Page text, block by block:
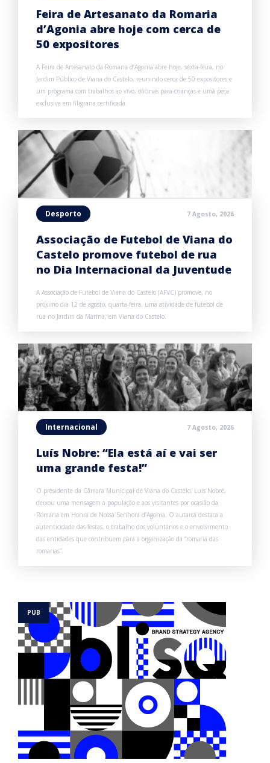
Feira de Artesanato da Romaria
d’Agonia abre hoje com cerca de
50 expositores
A Feira de Artesanato da Romaria d’Agonia abre hoje, sexta-feira, no
Jardim Público de Viana do Castelo, reunindo cerca de 50 expositores e
um programa com trabalhos ao vivo, oficinas para crianças e uma peça
exclusiva em filigrana certificada.
Desporto 7 Agosto, 2026
Associação de Futebol de Viana do
Castelo promove futebol de rua
no Dia Internacional da Juventude
A Associação de Futebol de Viana do Castelo (AFVC) promove, no
próximo dia 12 de agosto, quarta-feira, uma atividade de futebol de
rua no Jardim da Marina, em Viana do Castelo.
Internacional 7 Agosto, 2026
Luís Nobre: “Ela está aí e vai ser
uma grande festa!”
O presidente da Câmara Municipal de Viana do Castelo, Luís Nobre,
deixou uma mensagem à população e aos visitantes por ocasião da
Romaria em Honra de Nossa Senhora d’Agonia. O autarca destaca a
autenticidade das festas, o trabalho dos voluntários e o envolvimento
das entidades que contribuem para a organização da “romaria das
romarias”.